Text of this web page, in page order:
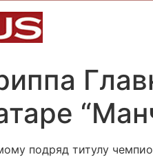
подряд титулу